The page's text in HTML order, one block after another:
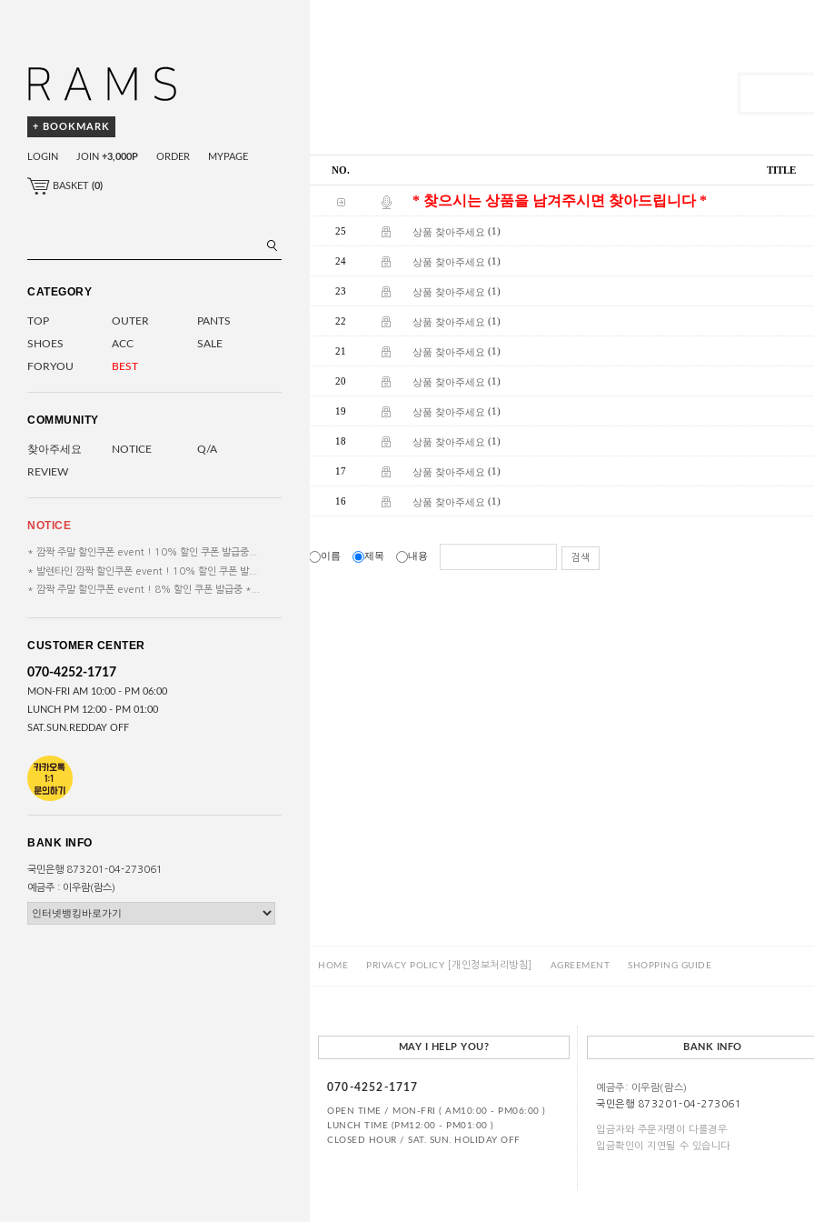
+ BOOKMARK
LOGIN JOIN +3,000P ORDER MYPAGE
BASKET (0)
CATEGORY
TOP OUTER PANTS
SHOES ACC SALE
FORYOU BEST
COMMUNITY
찾아주세요 NOTICE Q/A
REVIEW
NOTICE
* 깜짝 주말 할인쿠폰 event ! 10% 할인 쿠폰 발급중...
* 발렌타인 깜짝 할인쿠폰 event ! 10% 할인 쿠폰 발...
* 깜짝 주말 할인쿠폰 event ! 8% 할인 쿠폰 발급중 *...
CUSTOMER CENTER
070-4252-1717
MON-FRI AM 10:00 - PM 06:00
LUNCH PM 12:00 - PM 01:00
SAT.SUN.REDDAY OFF
BANK INFO
국민은행 873201-04-273061
예금주 : 이우람(람스)
NO. TITLE
* 찾으시는 상품을 남겨주시면 찾아드립니다 *
25 상품 찾아주세요 (1)
24 상품 찾아주세요 (1)
23 상품 찾아주세요 (1)
22 상품 찾아주세요 (1)
21 상품 찾아주세요 (1)
20 상품 찾아주세요 (1)
19 상품 찾아주세요 (1)
18 상품 찾아주세요 (1)
17 상품 찾아주세요 (1)
16 상품 찾아주세요 (1)
이름 제목 내용 검색
HOME PRIVACY POLICY [개인정보처리방침] AGREEMENT SHOPPING GUIDE
MAY I HELP YOU?
070-4252-1717
OPEN TIME / MON-FRI ( AM10:00 - PM06:00 )
LUNCH TIME (PM12:00 - PM01:00 )
CLOSED HOUR / SAT. SUN. HOLIDAY OFF
BANK INFO
예금주: 이우람(람스)
국민은행 873201-04-273061
입금자와 주문자명이 다를경우
입금확인이 지연될 수 있습니다